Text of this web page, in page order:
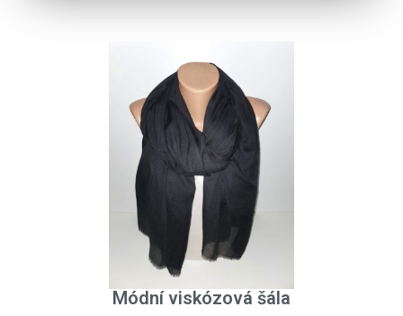
Módní viskózová šála